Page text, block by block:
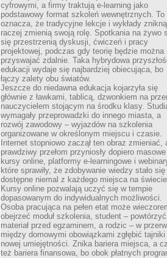
cyfrowymi, a firmy traktują e-learning jako
podstawowy format szkoleń wewnętrznych. To
oznacza, że tradycyjne lekcje i wykłady
raczej zmienią swoją rolę. Spotkania na żywo
się przestrzenią dyskusji, ćwiczeń i pracy
projektowej, podczas gdy teorię będzie można
przyswajać zdalnie. Taka hybrydowa
edukacji wydaje się najbardziej obiecująca, bo
łączy zalety obu światów.
Jeszcze do niedawna edukacja kojarzyła się
głównie z ławkami, tablicą, dzwonkiem na
nauczycielem stojącym na środku klasy.
wymagały przeprowadzki do innego miasta, a
rozwój zawodowy – wyjazdów na szkolenia
organizowane w określonym miejscu i czasie.
Internet stopniowo zaczął ten obraz zmieniać,
prawdziwy przełom przyniosły dopiero masowe
kursy online, platformy e-learningowe i
które sprawiły, że zdobywanie wiedzy stało się
dostępne niemal z każdego miejsca na
Kursy online pozwalają uczyć się w tempie
dopasowanym do indywidualnych możliwości.
Osoba pracująca na pełen etat może
obejrzeć moduł szkolenia, student – powtórzyć
materiał przed egzaminem, a rodzic – w
między domowymi obowiązkami zgłębić tajniki
nowej umiejętności. Znika bariera miejsca, a
też bariera finansowa, bo obok płatnych